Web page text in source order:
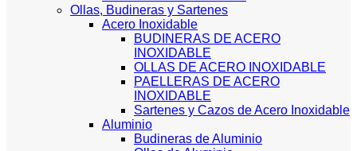
Ollas, Budineras y Sartenes
Acero Inoxidable
BUDINERAS DE ACERO
INOXIDABLE
OLLAS DE ACERO INOXIDABLE
PAELLERAS DE ACERO
INOXIDABLE
Sartenes y Cazos de Acero Inoxidable
Aluminio
Budineras de Aluminio